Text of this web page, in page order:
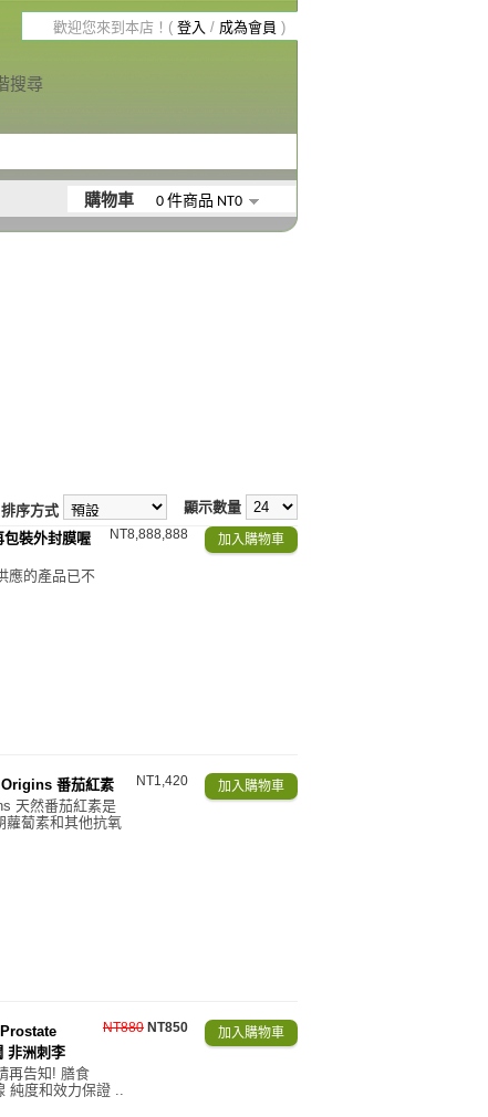
搜尋
歡迎您來到本店！( 登入 / 成為會員 )
購物車 0 件商品 NT0
顯示數量
排序方式
NT8,888,888
裝外封膜喔
應的產品已不
NT1,420
番茄紅素
天然番茄紅素是
蘿蔔素和其他抗氧
NT880 NT850
非洲刺李
再告知! 膳食
純度和效力保證 ..